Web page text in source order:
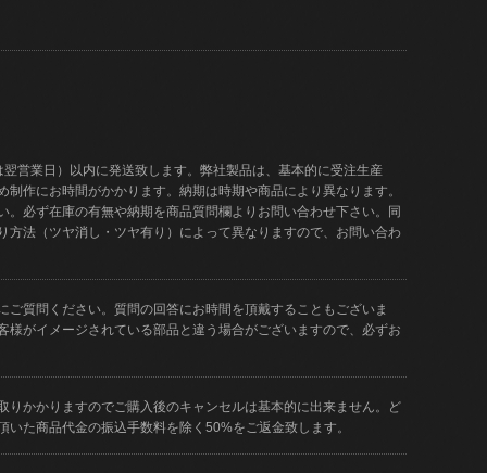
営業日）以内に発送致します。弊社製品は、基本的に受注生産
作にお時間がかかります。納期は時期や商品により異なります。
。必ず在庫の有無や納期を商品質問欄よりお問い合わせ下さい。同
方法（ツヤ消し・ツヤ有り）によって異なりますので、お問い合わ
質問ください。質問の回答にお時間を頂戴することもございま
様がイメージされている部品と違う場合がございますので、必ずお
りかかりますのでご購入後のキャンセルは基本的に出来ません。ど
た商品代金の振込手数料を除く50%をご返金致します。